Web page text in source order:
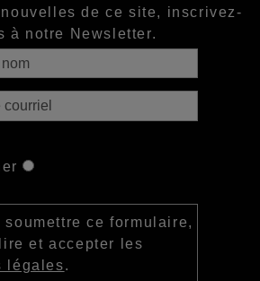
de ce site, inscrivez-
à notre Newsletter.
soumettre ce formulaire,
et accepter les
légales.